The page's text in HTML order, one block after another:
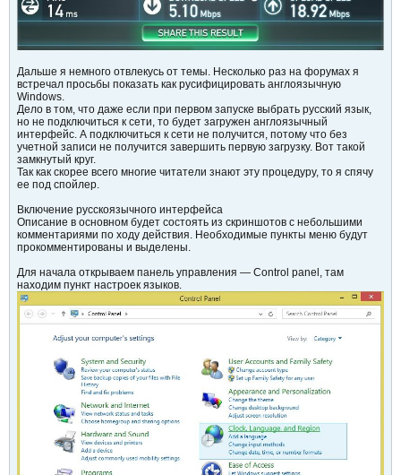
Дальше я немного отвлекусь от темы. Несколько раз на форумах я
встречал просьбы показать как русифицировать англоязычную
Windows.
Дело в том, что даже если при первом запуске выбрать русский язык,
но не подключиться к сети, то будет загружен англоязычный
интерфейс. А подключиться к сети не получится, потому что без
учетной записи не получится завершить первую загрузку. Вот такой
замкнутый круг.
Так как скорее всего многие читатели знают эту процедуру, то я спячу
ее под спойлер.
Включение русскоязычного интерфейса
Описание в основном будет состоять из скриншотов с небольшими
комментариями по ходу действия. Необходимые пункты меню будут
прокомментированы и выделены.
Для начала открываем панель управления — Control panel, там
находим пункт настроек языков.